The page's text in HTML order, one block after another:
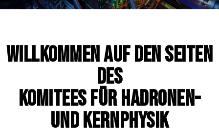
Willkommen auf den Seiten
des
Komitees für Hadronen-
und Kernphysik